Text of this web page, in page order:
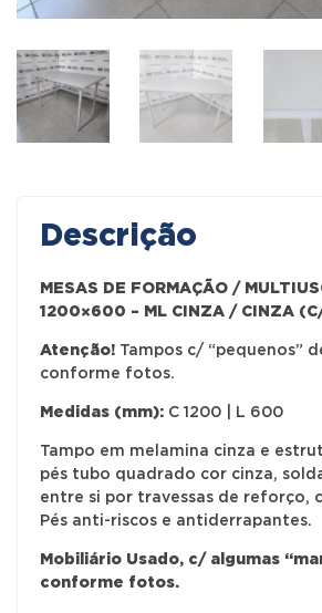
Descrição
MESAS DE FORMAÇÃO /
1200×600 – ML CINZA / CINZA
Atenção! Tampos c/ “pequenos”
conforme fotos.
Medidas (mm): C 1200 | L 600
Tampo em melamina cinza e
pés tubo quadrado cor cinza,
entre si por travessas de reforço,
Pés anti-riscos e antiderrapantes.
Mobiliário Usado, c/ algumas
conforme fotos.